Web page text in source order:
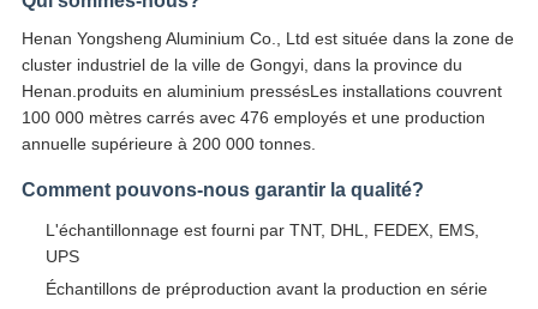
Henan Yongsheng Aluminium Co., Ltd est située dans la zone de
cluster industriel de la ville de Gongyi, dans la province du
Henan.produits en aluminium pressésLes installations couvrent
100 000 mètres carrés avec 476 employés et une production
annuelle supérieure à 200 000 tonnes.
Comment pouvons-nous garantir la qualité?
L'échantillonnage est fourni par TNT, DHL, FEDEX, EMS,
UPS
Échantillons de préproduction avant la production en série